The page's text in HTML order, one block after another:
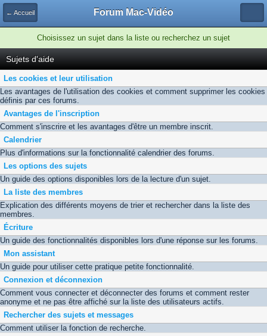
← Accueil Forum Mac-Vidéo
Choisissez un sujet dans la liste ou recherchez un sujet
Sujets d'aide
Les cookies et leur utilisation
Les avantages de l'utilisation des cookies et comment supprimer les cookies
définis par ces forums.
Avantages de l'inscription
Comment s'inscrire et les avantages d'être un membre inscrit.
Calendrier
Plus d'informations sur la fonctionnalité calendrier des forums.
Les options des sujets
Un guide des options disponibles lors de la lecture d'un sujet.
La liste des membres
Explication des différents moyens de trier et rechercher dans la liste des
membres.
Écriture
Un guide des fonctionnalités disponibles lors d'une réponse sur les forums.
Mon assistant
Un guide pour utiliser cette pratique petite fonctionnalité.
Connexion et déconnexion
Comment vous connecter et déconnecter des forums et comment rester
anonyme et ne pas être affiché sur la liste des utilisateurs actifs.
Rechercher des sujets et messages
Comment utiliser la fonction de recherche.